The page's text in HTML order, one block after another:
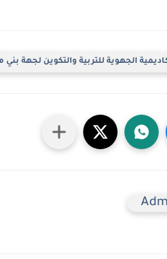
الجهوية للتربية والتكوين لجهة بني